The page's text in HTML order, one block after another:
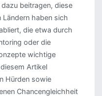
beitragen, diese
Ländern haben sich
die etwa durch
oder die
wichtige
Artikel
Hürden sowie
Chancengleichheit